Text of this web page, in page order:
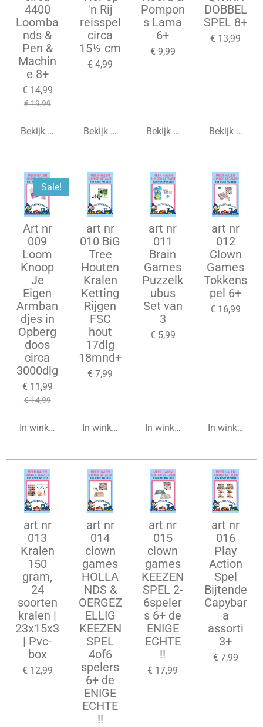
4400
Loomba
nds &
Pen &
Machin
e 8+
€ 14,99
€ 19,99
Bekijk details
'n Rij
reisspel
circa
15½ cm
€ 4,99
Bekijk details
Pompon
s Lama
6+
€ 9,99
Bekijk details
DOBBEL
SPEL 8+
€ 13,99
Bekijk details
Sale!
Art nr
009
Loom
Knoop
Je
Eigen
Armban
djes in
Opberg
doos
circa
3000dlg
€ 11,99
€ 14,99
In winkelwagen
art nr
010 BiG
Tree
Houten
Kralen
Ketting
Rijgen
FSC
hout
17dlg
18mnd+
€ 7,99
In winkelwagen
art nr
011
Brain
Games
Puzzelk
ubus
Set van
3
€ 5,99
In winkelwagen
art nr
012
Clown
Games
Tokkens
pel 6+
€ 16,99
In
art nr
013
Kralen
150
gram,
24
soorten
kralen |
23x15x3
| Pvc-
box
€ 12,99
art nr
014
clown
games
HOLLA
NDS &
OERGEZ
ELLIG
KEEZEN
SPEL
4of6
spelers
6+ de
ENIGE
ECHTE
!!
art nr
015
clown
games
KEEZEN
SPEL 2-
6speler
s 6+ de
ENIGE
ECHTE
!!
€ 17,99
art nr
016
Play
Action
Spel
Bijtende
Capybar
a
assorti
3+
€ 7,99